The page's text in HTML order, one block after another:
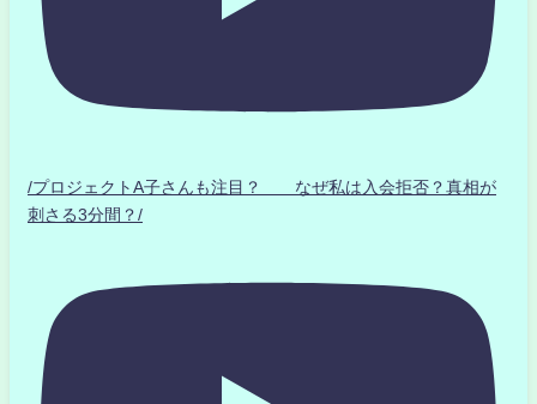
/プロジェクトA子さんも注目？ なぜ私は入会拒否？真相が
刺さる3分間？/